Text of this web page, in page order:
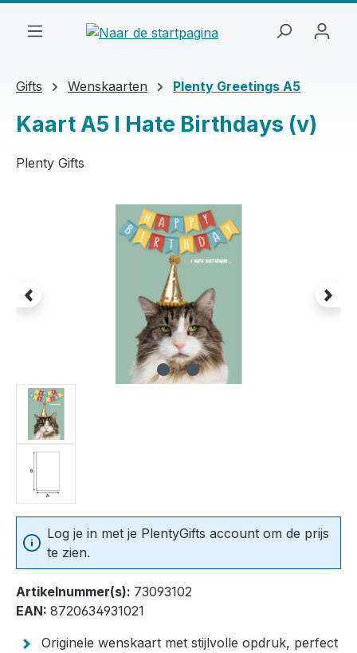
Gifts Wenskaarten Plenty Greetings A5
Kaart A5 I Hate Birthdays (v)
Plenty Gifts
Log je in met je PlentyGifts account om de prijs
te zien.
Artikelnummer(s): 73093102
EAN: 8720634931021
Originele wenskaart met stijlvolle opdruk, perfect